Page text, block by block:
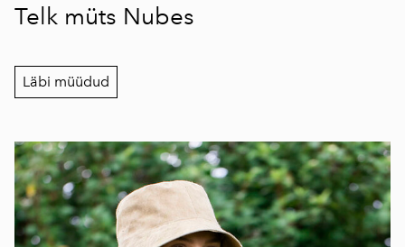
Telk müts Nubes
Läbi müüdud